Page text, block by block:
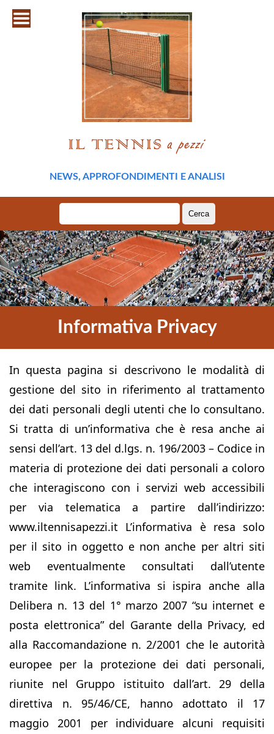
NEWS, APPROFONDIMENTI E ANALISI
per:
Informativa Privacy
In questa pagina si descrivono le modalità di
gestione del sito in riferimento al trattamento
dei dati personali degli utenti che lo consultano.
Si tratta di un’informativa che è resa anche ai
sensi dell’art. 13 del d.lgs. n. 196/2003 – Codice in
materia di protezione dei dati personali a coloro
che interagiscono con i servizi web accessibili
per via telematica a partire dall’indirizzo:
www.iltennisapezzi.it L’informativa è resa solo
per il sito in oggetto e non anche per altri siti
web eventualmente consultati dall’utente
tramite link. L’informativa si ispira anche alla
Delibera n. 13 del 1° marzo 2007 “su internet e
posta elettronica” del Garante della Privacy, ed
alla Raccomandazione n. 2/2001 che le autorità
europee per la protezione dei dati personali,
riunite nel Gruppo istituito dall’art. 29 della
direttiva n. 95/46/CE, hanno adottato il 17
maggio 2001 per individuare alcuni requisiti